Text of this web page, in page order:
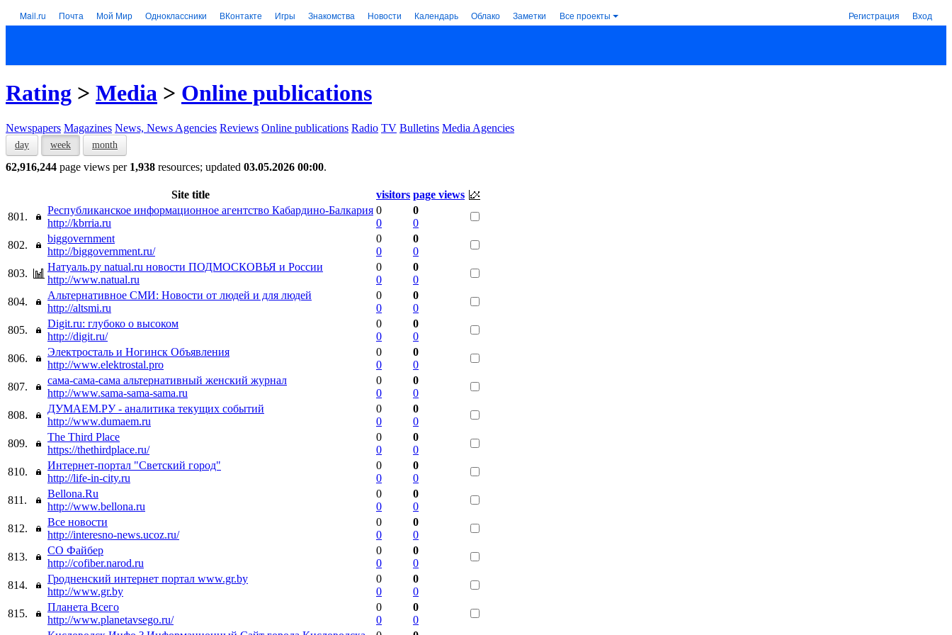
Mail.ru Почта Мой Мир Одноклассники ВКонтакте Игры Знакомства Новости Календарь Облако Заметки Все проекты Регистрация Вход
Rating > Media > Online publications
Newspapers Magazines News, News Agencies Reviews Online publications Radio TV Bulletins Media Agencies
day week month
62,916,244 page views per 1,938 resources; updated 03.05.2026 00:00.
Site title visitors page views
801.
Республиканское информационное агентство Кабардино-Балкария
http://kbrria.ru
0
0
0
0
802.
biggovernment
http://biggovernment.ru/
0
0
0
0
803.
Натуаль.ру natual.ru новости ПОДМОСКОВЬЯ и России
http://www.natual.ru
0
0
0
0
804.
Альтернативное СМИ: Новости от людей и для людей
http://altsmi.ru
0
0
0
0
805.
Digit.ru: глубоко о высоком
http://digit.ru/
0
0
0
0
806.
Электросталь и Ногинск Объявления
http://www.elektrostal.pro
0
0
0
0
807.
сама-сама-сама альтернативный женский журнал
http://www.sama-sama-sama.ru
0
0
0
0
808.
ДУМАЕМ.РУ - аналитика текущих событий
http://www.dumaem.ru
0
0
0
0
809.
The Third Place
https://thethirdplace.ru/
0
0
0
0
810.
Интернет-портал "Светский город"
http://life-in-city.ru
0
0
0
0
811.
Bellona.Ru
http://www.bellona.ru
0
0
0
0
812.
Все новости
http://interesno-news.ucoz.ru/
0
0
0
0
813.
СО Файбер
http://cofiber.narod.ru
0
0
0
0
814.
Гродненский интернет портал www.gr.by
http://www.gr.by
0
0
0
0
815.
Планета Всего
http://www.planetavsego.ru/
0
0
0
0